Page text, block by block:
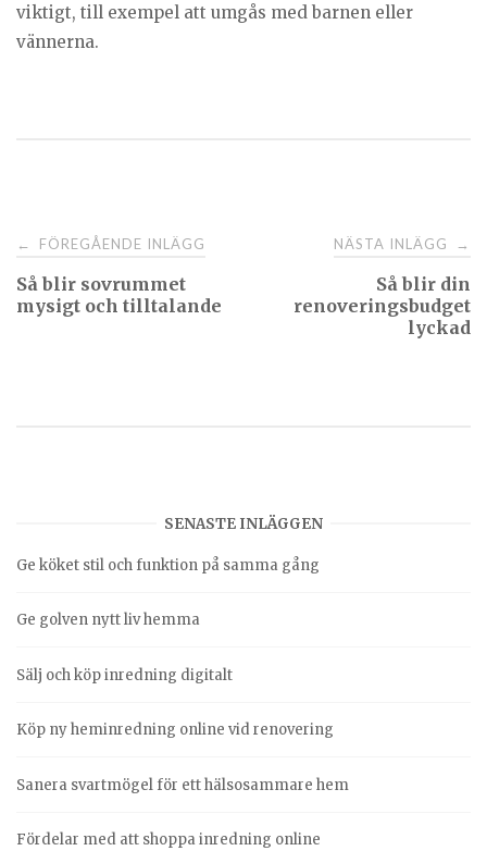
viktigt, till exempel att umgås med barnen eller
vännerna.
← FÖREGÅENDE INLÄGG
Så blir sovrummet
mysigt och tilltalande
NÄSTA INLÄGG →
Så blir din
renoveringsbudget
lyckad
SENASTE INLÄGGEN
Ge köket stil och funktion på samma gång
Ge golven nytt liv hemma
Sälj och köp inredning digitalt
Köp ny heminredning online vid renovering
Sanera svartmögel för ett hälsosammare hem
Fördelar med att shoppa inredning online